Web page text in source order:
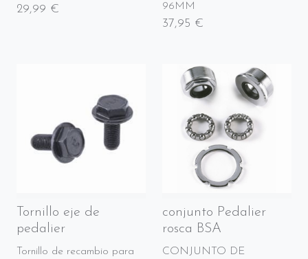
29,99 €
96MM
37,95 €
Tornillo eje de
pedalier
Tornillo de recambio para
conjunto Pedalier
rosca BSA
CONJUNTO DE